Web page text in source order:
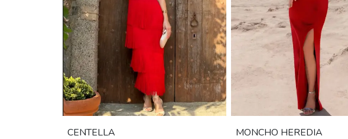
CENTELLA MONCHO HEREDIA